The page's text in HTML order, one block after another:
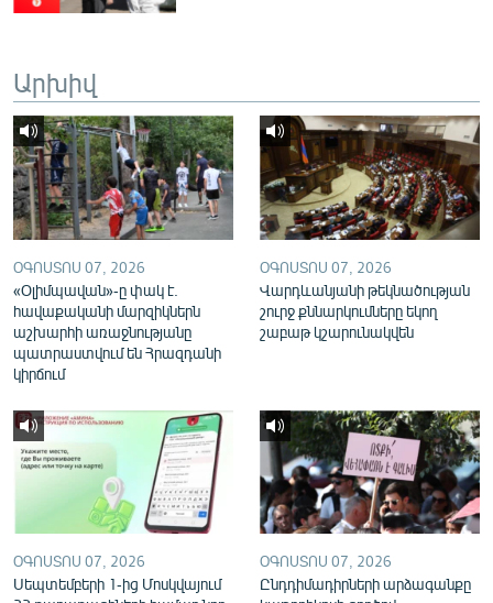
Հայերեն
English
Русский
ՀԵՏԵՎԵՔ ՄԵԶ
«Ազատության» բոլոր կայքերը
Արխիվ
ՕԳՈՍՏՈՍ 07, 2026
«Օլիմպավան»-ը փակ է.
հավաքականի մարզիկներն
աշխարհի առաջնությանը
պատրաստվում են Հրազդանի
կիրճում
ՕԳՈՍՏՈՍ 07, 2026
Վարդևանյանի թեկնածության
շուրջ քննարկումները եկող
շաբաթ կշարունակվեն
ՕԳՈՍՏՈՍ 07, 2026
Սեպտեմբերի 1-ից Մոսկվայում
ՕԳՈՍՏՈՍ 07, 2026
Ընդդիմադիրների արձագանքը